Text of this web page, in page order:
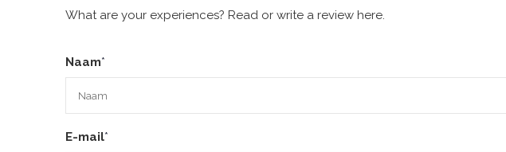
What are your experiences? Read or write a review here.
Naam*
E-mail*